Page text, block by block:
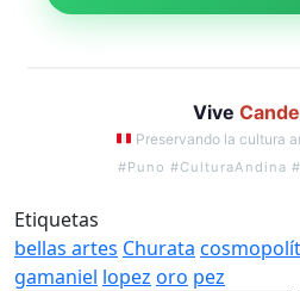
Vive
Preservando la cultura
#Puno #CulturaAndina
Etiquetas
bellas artes Churata
gamaniel lopez oro pez